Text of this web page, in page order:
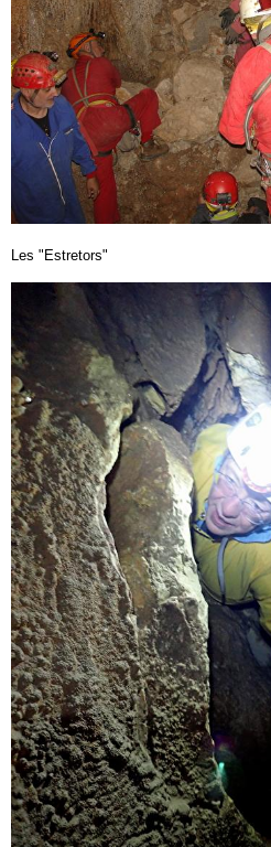
Les "Estretors"